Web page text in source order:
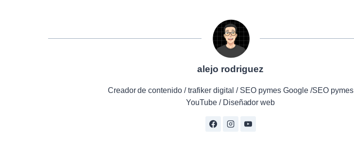
alejo rodriguez
Creador de contenido / trafiker digital / SEO pymes Google /SEO pymes
YouTube / Diseñador web